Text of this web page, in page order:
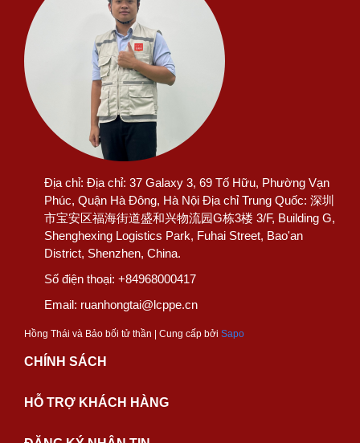
Địa chỉ: Địa chỉ: 37 Galaxy 3, 69 Tố Hữu, Phường Vạn
Phúc, Quận Hà Đông, Hà Nội Địa chỉ Trung Quốc: 深圳
市宝安区福海街道盛和兴物流园G栋3楼 3/F, Building G,
Shenghexing Logistics Park, Fuhai Street, Bao'an
District, Shenzhen, China.
Số điện thoại: +84968000417
Email: ruanhongtai@lcppe.cn
Hồng Thái và Bảo bối tử thần | Cung cấp bởi Sapo
CHÍNH SÁCH
HỖ TRỢ KHÁCH HÀNG